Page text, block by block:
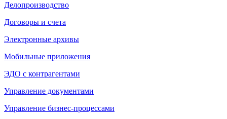
Делопроизводство
Договоры и счета
Электронные архивы
Мобильные приложения
ЭДО с контрагентами
Управление документами
Управление бизнес-процессами